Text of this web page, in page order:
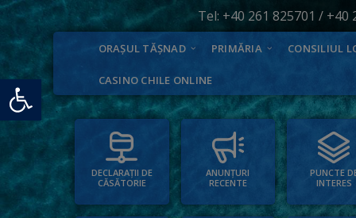
Deschide bara de unelte
Tel: +40 261 825701 / +40
ORAȘUL TĂȘNAD PRIMĂRIA CONSILIUL
CASINO CHILE ONLINE
DECLARAȚII DE
CĂSĂTORIE
ANUNȚURI
RECENTE
PUNCTE
INTERES